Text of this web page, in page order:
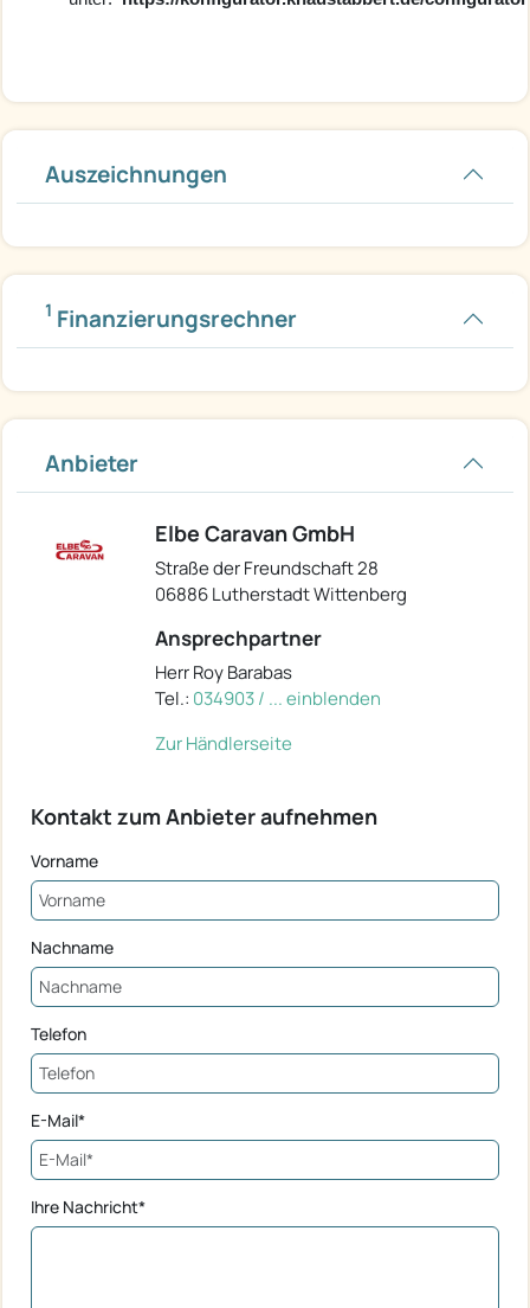
Auszeichnungen
1 Finanzierungsrechner
Anbieter
Elbe Caravan GmbH
Straße der Freundschaft 28
06886 Lutherstadt Wittenberg
Ansprechpartner
Herr Roy Barabas
Tel.: 034903 / ... einblenden
Zur Händlerseite
Kontakt zum Anbieter aufnehmen
Vorname
Nachname
Telefon
E-Mail*
Ihre Nachricht*